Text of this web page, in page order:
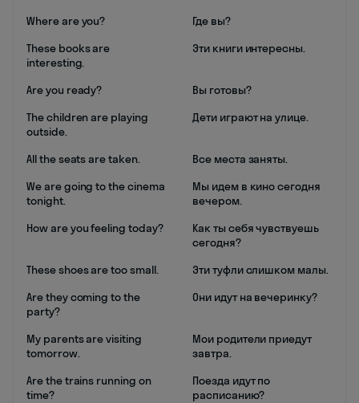
Where are you?
Где вы?
These books are
interesting.
Эти книги интересны.
Are you ready?
Вы готовы?
The children are playing
outside.
Дети играют на улице.
All the seats are taken.
Все места заняты.
We are going to the cinema
tonight.
Мы идем в кино сегодня
вечером.
How are you feeling today?
Как ты себя чувствуешь
сегодня?
These shoes are too small.
Эти туфли слишком малы.
Are they coming to the
party?
Они идут на вечеринку?
My parents are visiting
tomorrow.
Мои родители приедут
завтра.
Are the trains running on
time?
Поезда идут по
расписанию?